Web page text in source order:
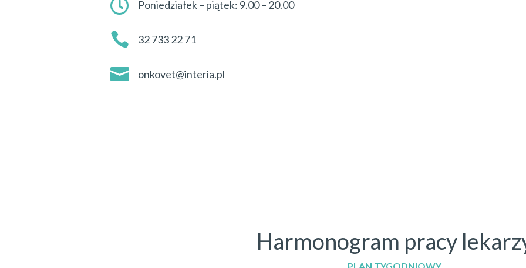
 Poniedziałek – piątek: 9.00 – 20.00
 32 733 22 71
 onkovet@interia.pl
Harmonogram pracy